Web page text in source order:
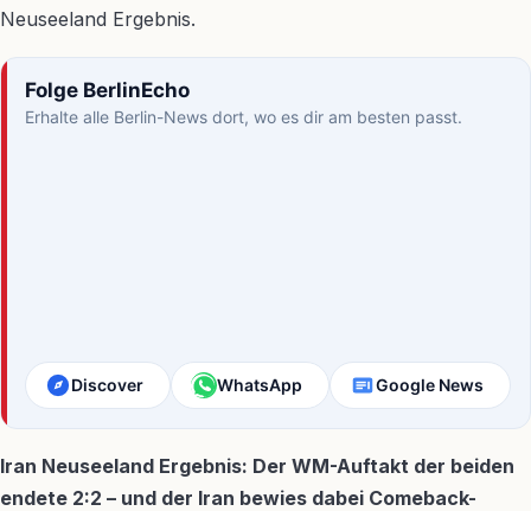
Neuseeland Ergebnis.
Folge BerlinEcho
Erhalte alle Berlin-News dort, wo es dir am besten passt.
Discover WhatsApp Google News
Iran Neuseeland Ergebnis: Der WM-Auftakt der beiden
endete 2:2 – und der Iran bewies dabei Comeback-